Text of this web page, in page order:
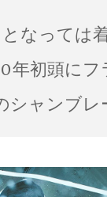
なっては
年初頭に
シャンブ